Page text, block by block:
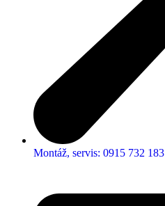
Montáž, servis: 0915 732 183